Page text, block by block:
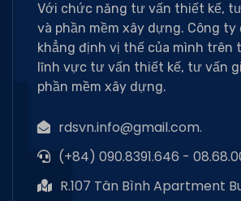
Với chức năng tư vấn thiết kế,
và phần mềm xây dựng. Công ty
khẳng định vị thế của mình trên
lĩnh vực tư vấn thiết kế, tư vấn
phần mềm xây dựng.
rdsvn.info@gmail.com.
(+84) 090.8391.646 -
R.107 Tân Bình Apartment